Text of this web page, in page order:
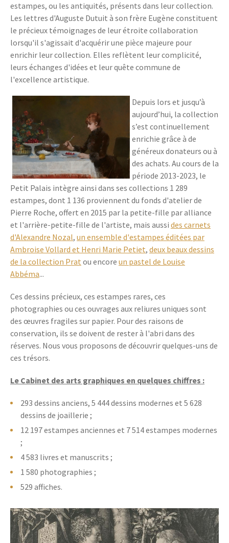
estampes, ou les antiquités, présents dans leur collection.
Les lettres d'Auguste Dutuit à son frère Eugène constituent
le précieux témoignages de leur étroite collaboration
lorsqu'il s'agissait d'acquérir une pièce majeure pour
enrichir leur collection. Elles reflètent leur complicité,
leurs échanges d'idées et leur quête commune de
l'excellence artistique.
Depuis lors et jusqu’à
aujourd’hui, la collection
s’est continuellement
enrichie grâce à de
généreux donateurs ou à
des achats. Au cours de la
période 2013-2023, le
Petit Palais intègre ainsi dans ses collections 1 289
estampes, dont 1 136 proviennent du fonds d'atelier de
Pierre Roche, offert en 2015 par la petite-fille par alliance
et l'arrière-petite-fille de l'artiste, mais aussi des carnets
d'Alexandre Nozal, un ensemble d'estampes éditées par
Ambroise Vollard et Henri Marie Petiet, deux beaux dessins
de la collection Prat ou encore un pastel de Louise
Abbéma...
Ces dessins précieux, ces estampes rares, ces
photographies ou ces ouvrages aux reliures uniques sont
des œuvres fragiles sur papier. Pour des raisons de
conservation, ils se doivent de rester à l'abri dans des
réserves. Nous vous proposons de découvrir quelques-uns de
ces trésors.
Le Cabinet des arts graphiques en quelques chiffres :
293 dessins anciens, 5 444 dessins modernes et 5 628
dessins de joaillerie ;
12 197 estampes anciennes et 7 514 estampes modernes
;
4 583 livres et manuscrits ;
1 580 photographies ;
529 affiches.